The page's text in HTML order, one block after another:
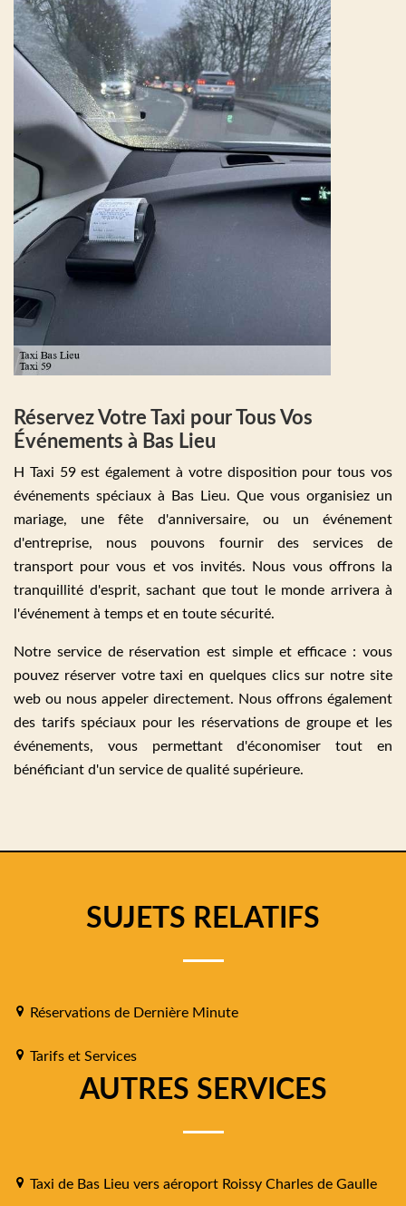
Réservez Votre Taxi pour Tous Vos
Événements à Bas Lieu
H Taxi 59 est également à votre disposition pour tous vos
événements spéciaux à Bas Lieu. Que vous organisiez un
mariage, une fête d'anniversaire, ou un événement
d'entreprise, nous pouvons fournir des services de
transport pour vous et vos invités. Nous vous offrons la
tranquillité d'esprit, sachant que tout le monde arrivera à
l'événement à temps et en toute sécurité.
Notre service de réservation est simple et efficace : vous
pouvez réserver votre taxi en quelques clics sur notre site
web ou nous appeler directement. Nous offrons également
des tarifs spéciaux pour les réservations de groupe et les
événements, vous permettant d'économiser tout en
bénéficiant d'un service de qualité supérieure.
SUJETS RELATIFS
Réservations de Dernière Minute
Tarifs et Services
AUTRES SERVICES
Taxi de Bas Lieu vers aéroport Roissy Charles de Gaulle